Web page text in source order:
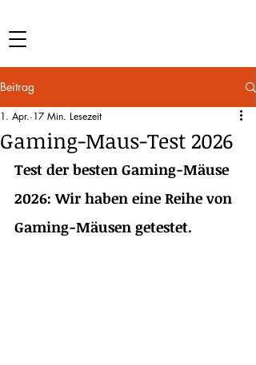
Beitrag
Gaming-Maus-Test 2026
1. Apr. 17 Min. Lesezeit
Test der besten Gaming-Mäuse
2026: Wir haben eine Reihe von
Gaming-Mäusen getestet.